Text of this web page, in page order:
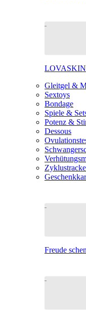
LOVASKIN
Gleitgel &
Sextoys
Bondage
Spiele &
Potenz &
Dessous
Freude